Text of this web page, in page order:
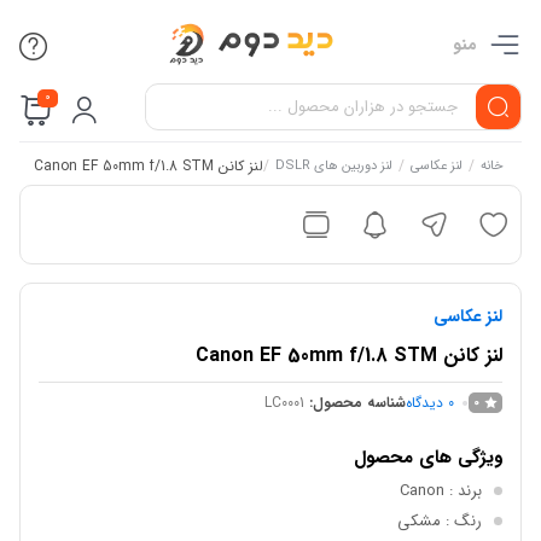
منو
0
خانه / لنز عکاسی / لنز دوربین های DSLR /لنز کانن Canon EF 50mm f/1.8 STM
لنز عکاسی
لنز کانن Canon EF 50mm f/1.8 STM
0
0 دیدگاهشناسه محصول: LC0001
ویژگی های محصول
برند : Canon
رنگ: مشکی